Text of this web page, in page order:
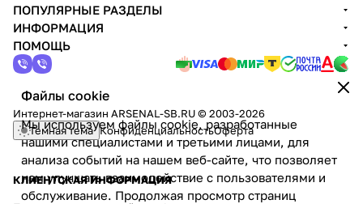
Файлы cookie
Мы используем файлы cookie, разработанные
нашими специалистами и третьими лицами, для
анализа событий на нашем веб-сайте, что позволяет
нам улучшать взаимодействие с пользователями и
обслуживание. Продолжая просмотр страниц
ПОПУЛЯРНЫЕ РАЗДЕЛЫ
ИНФОРМАЦИЯ
ПОМОЩЬ
Интернет-магазин ARSENAL-SB.RU © 2003-2026
Темная тема КонфиденциальностьОферта
КЛИЕНТСКАЯ ИНФОРМАЦИЯ